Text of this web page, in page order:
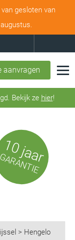
gesloten van
aanvragen
Bekijk ze hier!
10 jaar
GARANTIE
> Hengelo